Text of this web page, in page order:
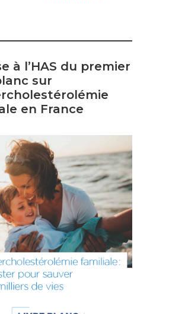
à l’HAS du premier
sur
en France